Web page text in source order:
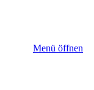
Menü öffnen